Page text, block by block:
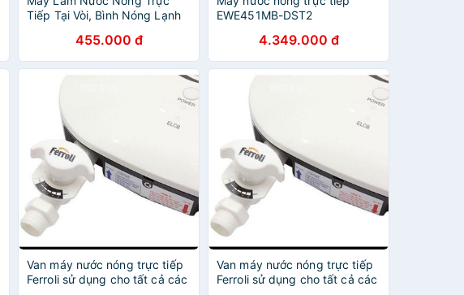
Tiếp Tại Vòi, Bình Nóng Lạnh
Nước Nóng Trực Tiếp Làm
Nóng Nhanh
455.000 đ
EWE451MB-DST2
4.349.000 đ
Van máy nước nóng trực tiếp
Ferroli sử dụng cho tất cả các
Van máy nước nóng trực tiếp
Ferroli sử dụng cho tất cả các